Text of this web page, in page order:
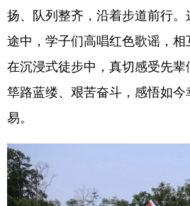
扬、队列整齐，沿着步道前行
途中，学子们高唱红色歌谣，相
在沉浸式徒步中，真切感受先
筚路蓝缕、艰苦奋斗，感悟如今
易。